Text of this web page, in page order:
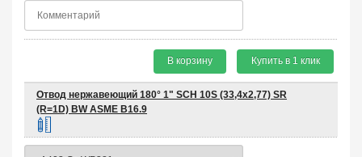
В корзину Купить в 1 клик
Отвод нержавеющий 180° 1" SCH 10S (33,4х2,77) SR
(R=1D) BW ASME B16.9